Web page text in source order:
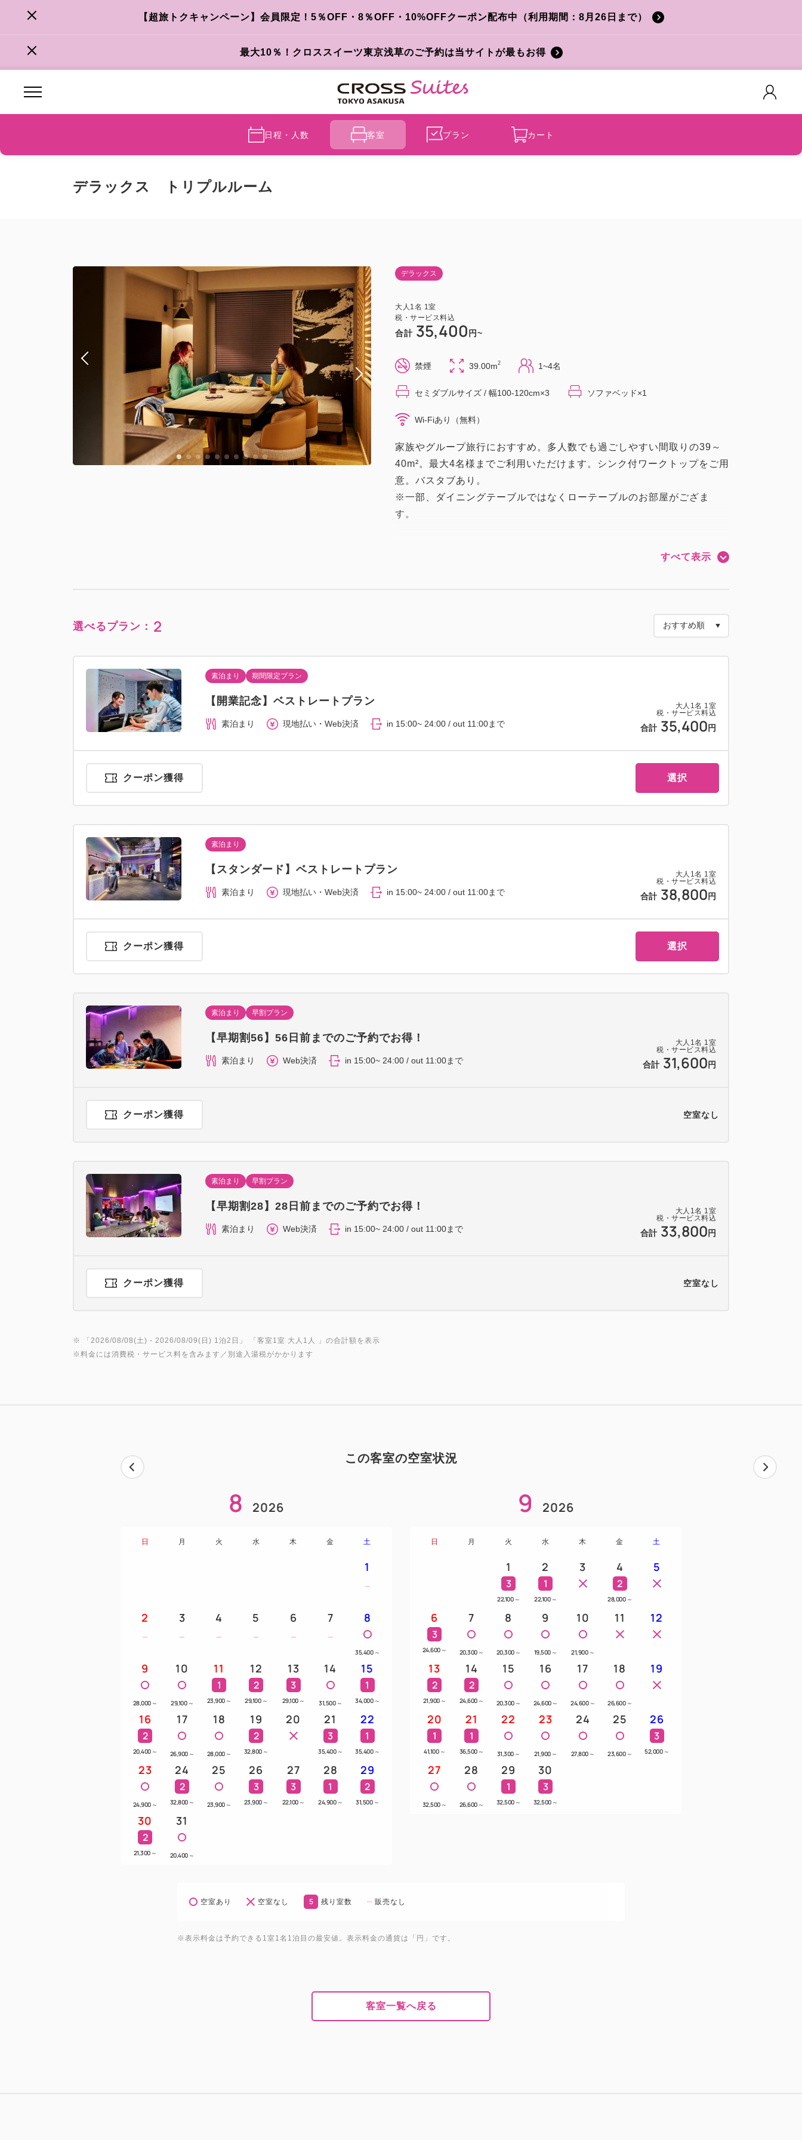
【超旅トクキャンペーン】会員限定！5％OFF・8％OFF・10%OFFクーポン配布中（利用期間：8月26日まで）
最大10％！クロススイーツ東京浅草のご予約は当サイトが最もお得
日程・人数 客室 プラン カート
デラックス トリプルルーム
デラックス
大人 1名 1室
税・サービス料込
合計 35,400 円~
禁煙 39.00m2 1~4名
セミダブルサイズ / 幅100-120cm×3 ソファベッド×1
Wi-Fiあり（無料）
家族やグループ旅行におすすめ。多人数でも過ごしやすい間取りの39～
40m²。最大4名様までご利用いただけます。シンク付ワークトップをご用
意。バスタブあり。
※一部、ダイニングテーブルではなくローテーブルのお部屋がござま
す。
※一部、ダイニングテーブルではなくローテーブルのお部屋がございま
すべて表示
選べるプラン： 2
大人 1名 1室
税・サービス料込
合計 35,400 円
素泊まり 期間限定プラン
【開業記念】ベストレートプラン
素泊まり 現地払い・Web決済 in 15:00~ 24:00 / out 11:00まで
クーポン獲得 選択
大人 1名 1室
税・サービス料込
合計 38,800 円
素泊まり
【スタンダード】ベストレートプラン
素泊まり 現地払い・Web決済 in 15:00~ 24:00 / out 11:00まで
クーポン獲得 選択
大人 1名 1室
税・サービス料込
合計 31,600 円
素泊まり 早割プラン
【早期割56】56日前までのご予約でお得！
素泊まり Web決済 in 15:00~ 24:00 / out 11:00まで
クーポン獲得 空室なし
大人 1名 1室
税・サービス料込
合計 33,800 円
素泊まり 早割プラン
【早期割28】28日前までのご予約でお得！
素泊まり Web決済 in 15:00~ 24:00 / out 11:00まで
クーポン獲得 空室なし
※ 「 2026/08/08(土) - 2026/08/09(日) 1泊2日 」 「 客室1室 大人1人
」の合計額を表示
※料金には消費税・サービス料を含みます／別途入湯税がかかります
この客室の空室状況
8 2026
日 月 火 水 木 金 土
1
2 3 4 5 6 7 8
35,400 ～
9
28,000 ～
10
29,100 ～
11
1
23,900 ～
12
2
29,100 ～
13
3
29,100 ～
14
31,500 ～
15
1
34,000 ～
16
2
20,400 ～
17
26,900 ～
18
28,000 ～
19
2
32,800 ～
20 21
3
35,400 ～
22
1
35,400 ～
23
24,900 ～
24
2
32,800 ～
25
23,900 ～
26
3
23,900 ～
27
3
22,100 ～
28
1
24,900 ～
29
2
31,500 ～
30
2
21,300 ～
31
20,400 ～
9 2026
日 月 火 水 木 金 土
1
3
22,100 ～
2
1
22,100 ～
3 4
2
28,000 ～
5
6
3
24,600 ～
7
20,300 ～
8
20,300 ～
9
19,500 ～
10
21,900 ～
11 12
13
2
21,900 ～
14
2
24,600 ～
15
20,300 ～
16
24,600 ～
17
24,600 ～
18
26,600 ～
19
20
1
41,100 ～
21
1
36,500 ～
22
31,300 ～
23
21,900 ～
24
27,800 ～
25
23,600 ～
26
3
52,000 ～
27
32,500 ～
28
26,600 ～
29
1
32,500 ～
30
3
32,500 ～
空室あり 空室なし 5 残り室数 販売なし
※表示料金は予約できる1室1名1泊目の最安値。表示料金の通貨は「円」です。
客室一覧へ戻る